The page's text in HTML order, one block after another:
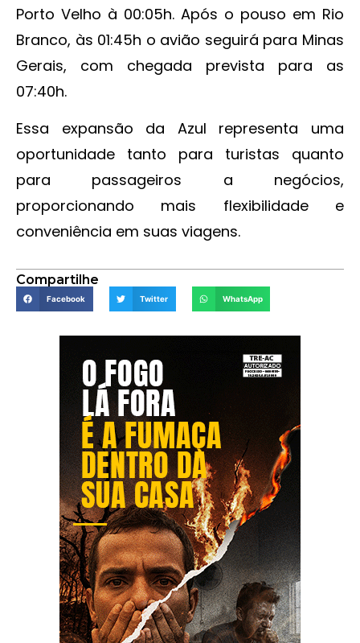
Porto Velho à 00:05h. Após o pouso em Rio
Branco, às 01:45h o avião seguirá para Minas
Gerais, com chegada prevista para as
07:40h.
Essa expansão da Azul representa uma
oportunidade tanto para turistas quanto
para passageiros a negócios,
proporcionando mais flexibilidade e
conveniência em suas viagens.
Compartilhe
Facebook Twitter WhatsApp